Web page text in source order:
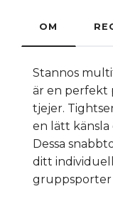
OM
Stannos
är en perfekt
tjejer.
en lätt
Dessa
ditt
gruppsporter